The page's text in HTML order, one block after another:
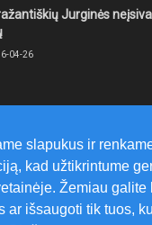
Jurginės
04-26
rajone numatytas
08-09
slapukus ir
kad užtikrintume
Žemiau galite
ar išsaugoti tik tuos,